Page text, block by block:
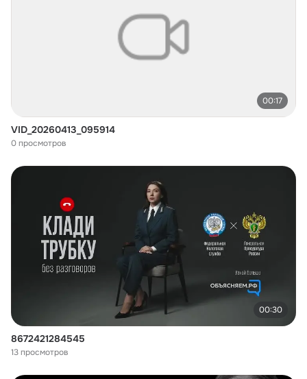
00:17
VID_20260413_095914
0 просмотров
00:30
8672421284545
13 просмотров